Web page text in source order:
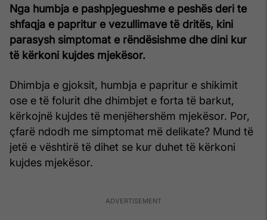
Nga humbja e pashpjegueshme e peshës deri te
shfaqja e papritur e vezullimave të dritës, kini
parasysh simptomat e rëndësishme dhe dini kur
të kërkoni kujdes mjekësor.
Dhimbja e gjoksit, humbja e papritur e shikimit
ose e të folurit dhe dhimbjet e forta të barkut,
kërkojnë kujdes të menjëhershëm mjekësor. Por,
çfarë ndodh me simptomat më delikate? Mund të
jetë e vështirë të dihet se kur duhet të kërkoni
kujdes mjekësor.